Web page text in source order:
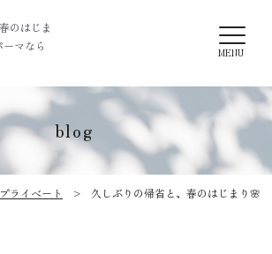
MENU
blog
プライベート 久しぶりの帰省と、春のはじまり🌸